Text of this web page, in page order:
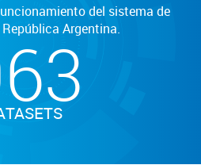
del sistema de
Argentina.